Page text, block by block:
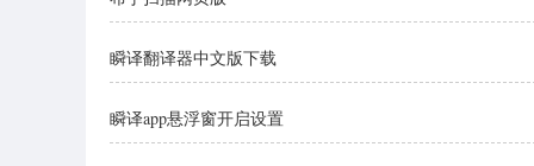
瞬译翻译器中文版下载
瞬译app悬浮窗开启设置